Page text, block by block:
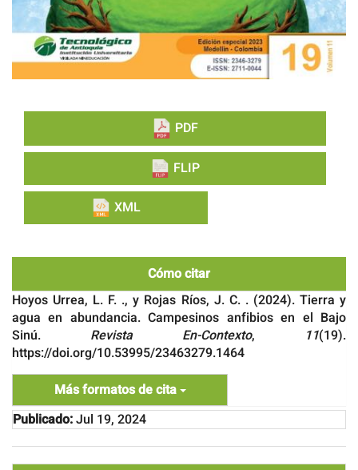
PDF
FLIP
XML
Cómo citar
Hoyos Urrea, L. F. ., y Rojas Ríos, J. C. . (2024). Tierra y
agua en abundancia. Campesinos anfibios en el Bajo
Sinú. Revista En-Contexto, 11(19).
https://doi.org/10.53995/23463279.1464
Más formatos de cita
Publicado:Jul 19, 2024